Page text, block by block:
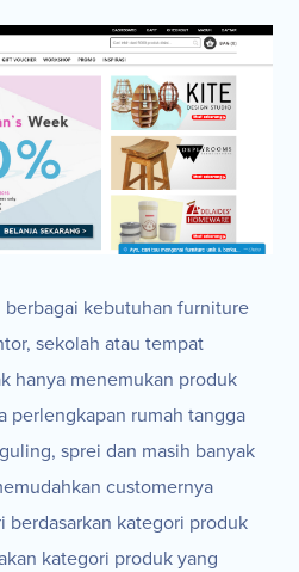
berbagai kebutuhan furniture
sekolah atau tempat
hanya menemukan produk
perlengkapan rumah tangga
sprei dan masih banyak
customernya
berdasarkan kategori produk
kategori produk yang